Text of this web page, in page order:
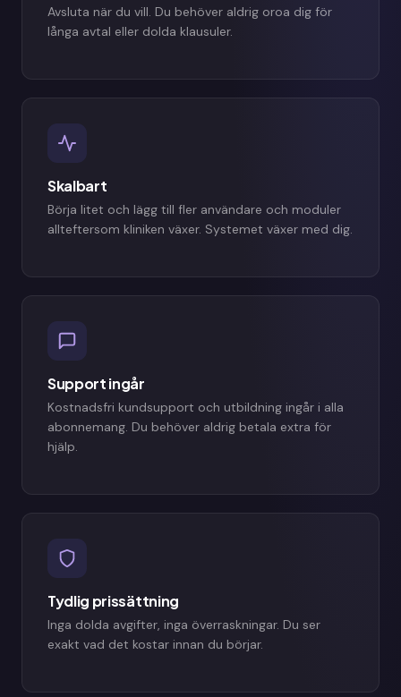
Avsluta när du vill. Du behöver aldrig oroa dig för
långa avtal eller dolda klausuler.
Skalbart
Börja litet och lägg till fler användare och moduler
allteftersom kliniken växer. Systemet växer med dig.
Support ingår
Kostnadsfri kundsupport och utbildning ingår i alla
abonnemang. Du behöver aldrig betala extra för
hjälp.
Tydlig prissättning
Inga dolda avgifter, inga överraskningar. Du ser
exakt vad det kostar innan du börjar.